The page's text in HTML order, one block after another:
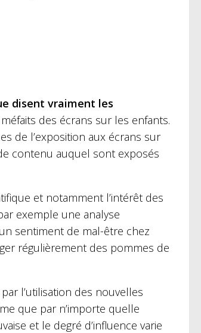
disent vraiment les
des écrans sur les enfants.
de l’exposition aux écrans sur
contenu auquel sont exposés
et notamment l’intérêt des
exemple une analyse
sentiment de mal-être chez
régulièrement des pommes de
par l’utilisation des nouvelles
que par n’importe quelle
et le degré d’influence varie